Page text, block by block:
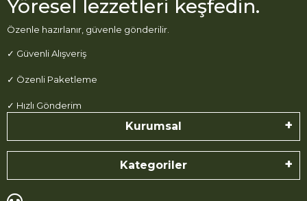
Yöresel lezzetleri keşfedin.
Özenle hazırlanır, güvenle gönderilir.
✓ Güvenli Alışveriş
✓ Özenli Paketleme
✓ Hızlı Gönderim
Kurumsal
Kategoriler